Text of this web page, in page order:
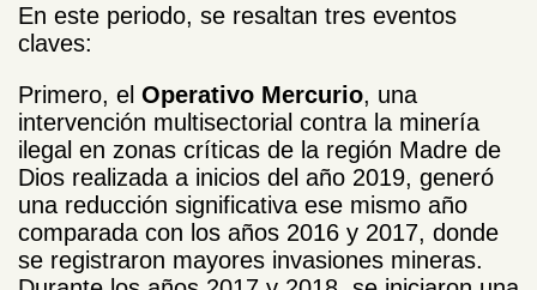
En este periodo, se resaltan tres eventos
claves:
Primero, el Operativo Mercurio, una
intervención multisectorial contra la minería
ilegal en zonas críticas de la región Madre de
Dios realizada a inicios del año 2019, generó
una reducción significativa ese mismo año
comparada con los años 2016 y 2017, donde
se registraron mayores invasiones mineras.